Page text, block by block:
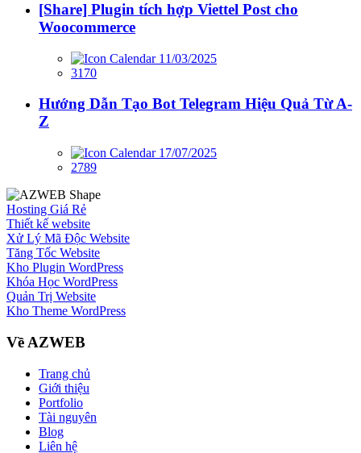
[Share] Plugin tích hợp Viettel Post cho
Woocommerce
11/03/2025
3170
Hướng Dẫn Tạo Bot Telegram Hiệu Quả Từ A-
Z
17/07/2025
2789
Hosting Giá Rẻ
Thiết kế website
Xử Lý Mã Độc Website
Tăng Tốc Website
Kho Plugin WordPress
Khóa Học WordPress
Quản Trị Website
Kho Theme WordPress
Về AZWEB
Trang chủ
Giới thiệu
Portfolio
Tài nguyên
Blog
Liên hệ